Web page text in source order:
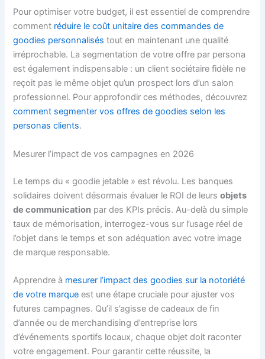
Pour optimiser votre budget, il est essentiel de comprendre
comment réduire le coût unitaire des commandes de
goodies personnalisés tout en maintenant une qualité
irréprochable. La segmentation de votre offre par persona
est également indispensable : un client sociétaire fidèle ne
reçoit pas le même objet qu’un prospect lors d’un salon
professionnel. Pour approfondir ces méthodes, découvrez
comment segmenter vos offres de goodies selon les
personas clients.
Mesurer l’impact de vos campagnes en 2026
Le temps du « goodie jetable » est révolu. Les banques
solidaires doivent désormais évaluer le ROI de leursobjets
de communication par des KPIs précis. Au-delà du simple
taux de mémorisation, interrogez-vous sur l’usage réel de
l’objet dans le temps et son adéquation avec votre image
de marque responsable.
Apprendre à mesurer l’impact des goodies sur la notoriété
de votre marque est une étape cruciale pour ajuster vos
futures campagnes. Qu’il s’agisse de cadeaux de fin
d’année ou de merchandising d’entreprise lors
d’événements sportifs locaux, chaque objet doit raconter
votre engagement. Pour garantir cette réussite, la